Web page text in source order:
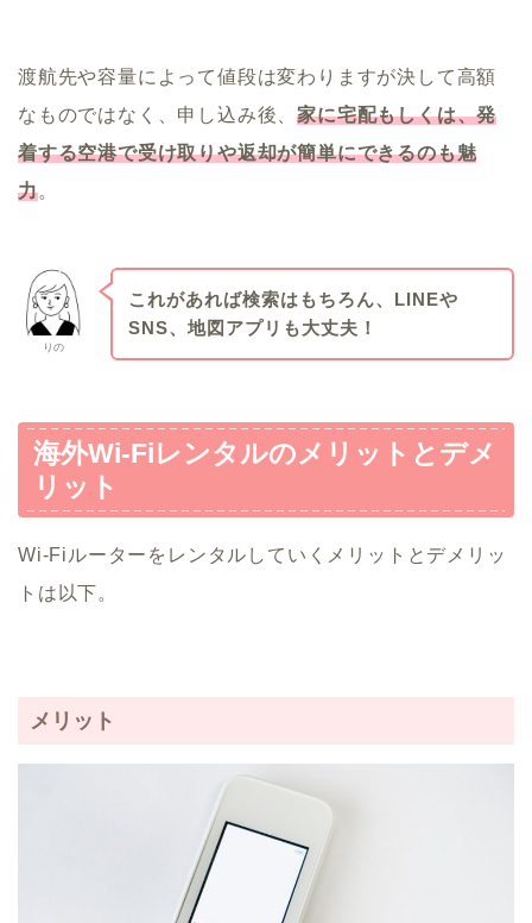
渡航先や容量によって値段は変わりますが決して高額
なものではなく、申し込み後、家に宅配もしくは、発
着する空港で受け取りや返却が簡単にできるのも魅
力。
りの
これがあれば検索はもちろん、LINEや
SNS、地図アプリも大丈夫！
海外Wi-Fiレンタルのメリットとデメ
リット
Wi-Fiルーターをレンタルしていくメリットとデメリッ
トは以下。
メリット